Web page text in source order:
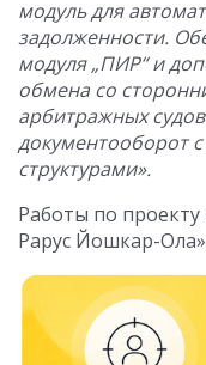
модуль для
задолженности.
модуля „ПИР“ и
обмена со
арбитражных
документооборот
структурами».
Работы по
Рарус Йошкар-